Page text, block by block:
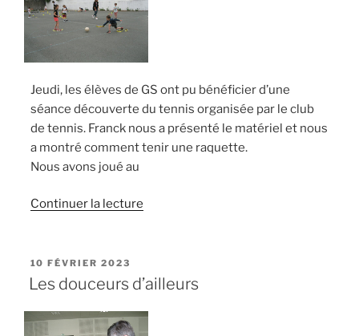
Jeudi, les élèves de GS ont pu bénéficier d’une
séance découverte du tennis organisée par le club
de tennis. Franck nous a présenté le matériel et nous
a montré comment tenir une raquette.
Nous avons joué au
Continuer la lecturede
galaxie
PUBLIÉ
LE
10 FÉVRIER 2023
Les douceurs d’ailleurs